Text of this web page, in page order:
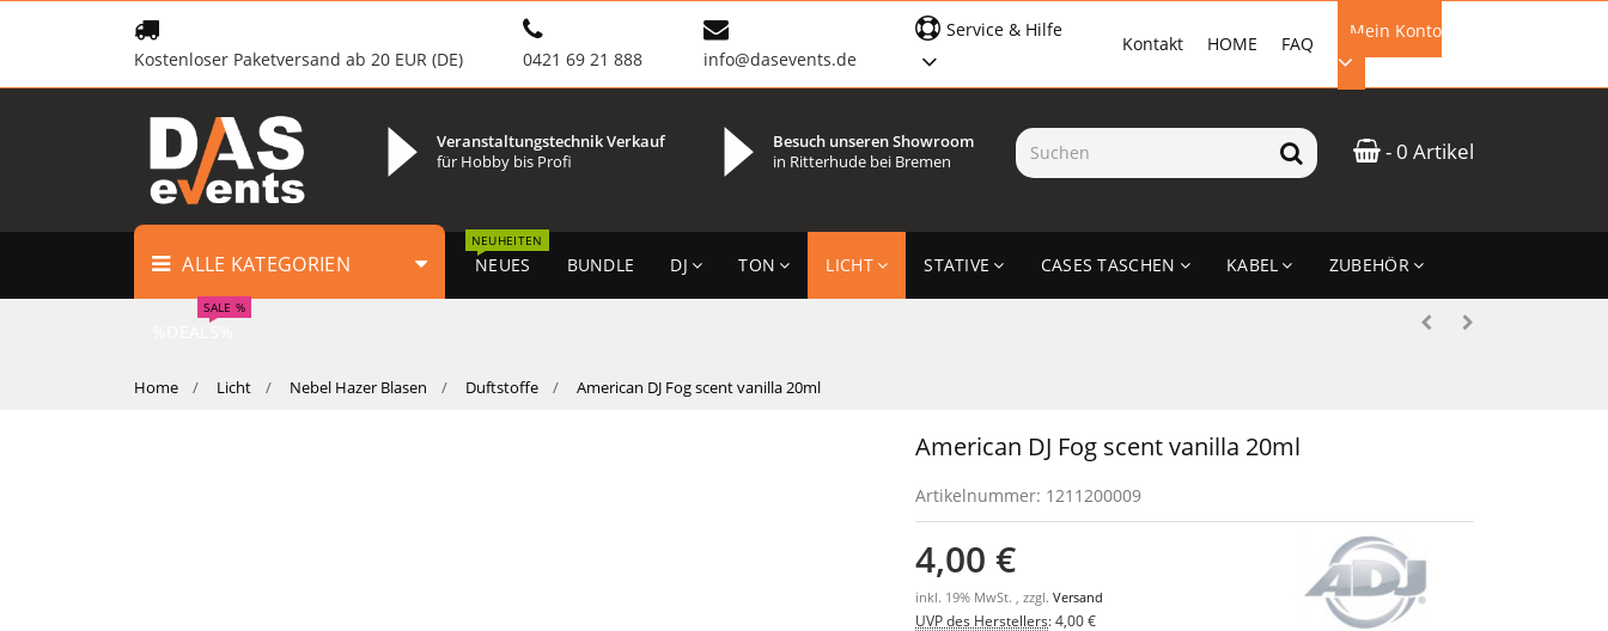
Kostenloser Paketversand ab 20 EUR (DE) 0421 69 21 888 info@dasevents.de
Mein Konto
EMAIL-ADRESSE
ANMELDEN
FAQ
HOME
Kontakt
Service & Hilfe
- 0 Artikel
Veranstaltungstechnik Verkauf
für Hobby bis Profi
Besuch unseren Showroom
in Ritterhude bei Bremen
ALLE KATEGORIEN NEUES
NEUHEITEN
BUNDLE DJ TON LICHT STATIVE CASES TASCHEN KABEL ZUBEHÖR
SALE %
Home Licht Nebel Hazer Blasen Duftstoffe American DJ Fog scent vanilla 20ml
American DJ Fog scent vanilla 20ml
Artikelnummer: 1211200009
4,00 €
inkl. 19% MwSt. , zzgl.Versand
UVP des Herstellers:4,00 €